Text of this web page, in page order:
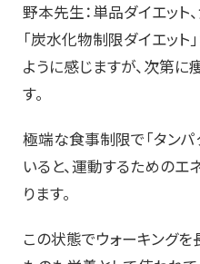
野本先生：単品ダイエット
「炭水化物制限ダイエット
ように感じますが、次第に
す。
極端な食事制限で「タンパ
いると、運動するための
ります。
この状態でウォーキング